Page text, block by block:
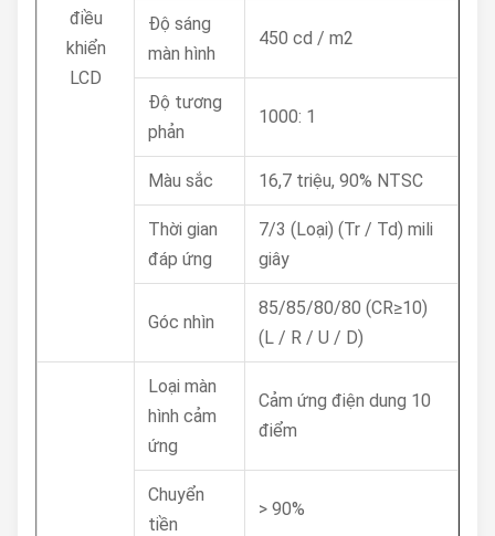
điều
khiển
LCD
Độ sáng
màn hình
450 cd / m2
Độ tương
phản
1000: 1
Màu sắc 16,7 triệu, 90% NTSC
Thời gian
đáp ứng
7/3 (Loại) (Tr / Td) mili
giây
Góc nhìn
85/85/80/80 (CR≥10)
(L / R / U / D)
Loại màn
hình cảm
ứng
Cảm ứng điện dung 10
điểm
Chuyển
tiền
> 90%